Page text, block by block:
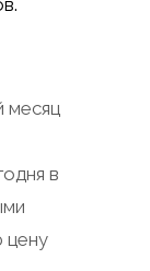
месяц
в
цену